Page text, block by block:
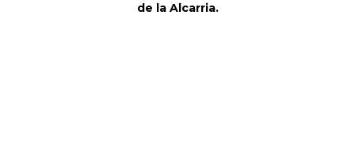
de la Alcarria.